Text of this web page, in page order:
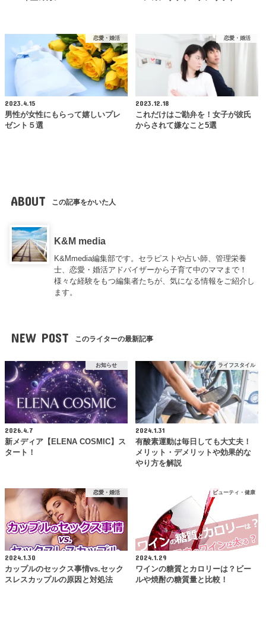
恋愛・婚活
2023.4.15
男性が女性にもらって嬉しいプレ
ゼント５選
恋愛・婚活
2023.12.18
これだけはご勘弁を！女子が彼氏
からされて嫌なこと5選
ABOUT この記事をかいた人
K&M media
K&Mmedia編集部です。セラピストや占い師、管理栄養
士、恋愛・婚活アドバイザーから子育て中のママまで！
様々な経験をもつ編集者たちが、気になる情報をご紹介し
ます。
NEW POST このライターの最新記事
お知らせ
2026.4.7
新メディア【ELENA COSMIC】ス
タート！
ライフスタイル
2024.1.31
有酸素運動は毎日しても大丈夫！
メリット・デメリットや効果的な
やり方を解説
恋愛・婚活
2024.1.30
カップルのセックス事情vs.セック
スレスカップルの原因と対処法
ビューティ・健康
2024.1.29
ワインの糖質とカロリーは？ビー
ルや焼酎の糖質量と比較！